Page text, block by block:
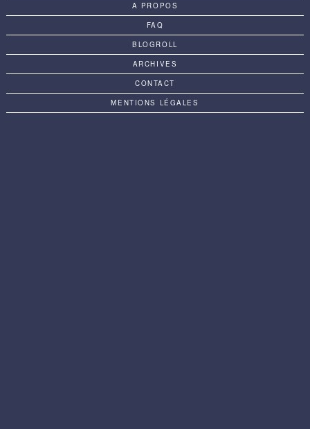
A PROPOS
FAQ
BLOGROLL
ARCHIVES
CONTACT
MENTIONS LÉGALES